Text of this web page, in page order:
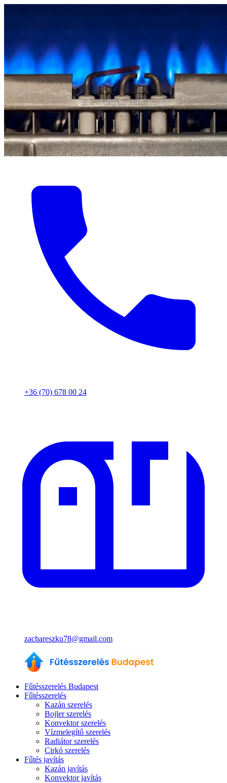
+36 (70) 678 00 24
zachareszku78@gmail.com
Fűtésszerelés Budapest
Fűtésszerelés
Kazán szerelés
Bojler szerelés
Konvektor szerelés
Vízmelegítő szerelés
Radiátor szerelés
Cirkó szerelés
Fűtés javítás
Kazán javítás
Konvektor javítás